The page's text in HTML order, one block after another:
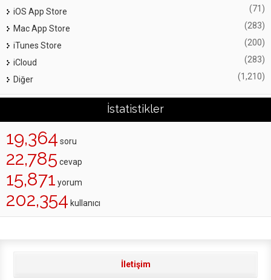
iOS App Store (71)
Mac App Store (283)
iTunes Store (200)
iCloud (283)
Diğer (1,210)
İstatistikler
19,364 soru
22,785 cevap
15,871 yorum
202,354 kullanıcı
İletişim